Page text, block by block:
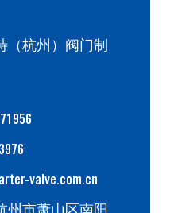
（杭州）阀门制
valve.com.cn